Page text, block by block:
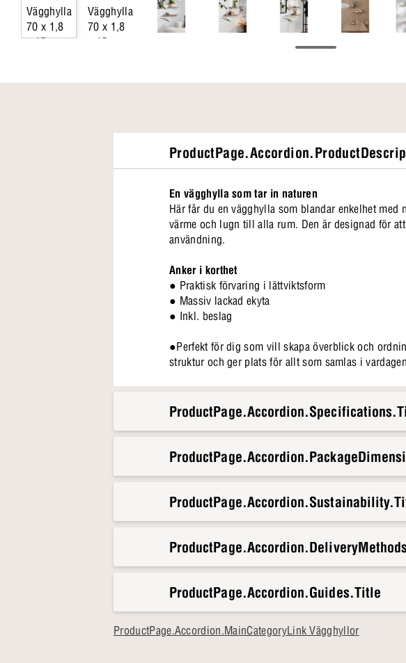
En vägghylla som tar in naturen
Här får du en vägghylla som blandar enkelhet
värme och lugn till alla rum. Den är designad för
användning.
Anker i korthet
● Praktisk förvaring i lättviktsform
● Massiv lackad ekyta
● Inkl. beslag
●Perfekt för dig som vill skapa överblick och
struktur och ger plats för allt som samlas i
ProductPage.Accordion.Guides.Title
ProductPage.Accordion.MainCategoryLink Vägghyllor